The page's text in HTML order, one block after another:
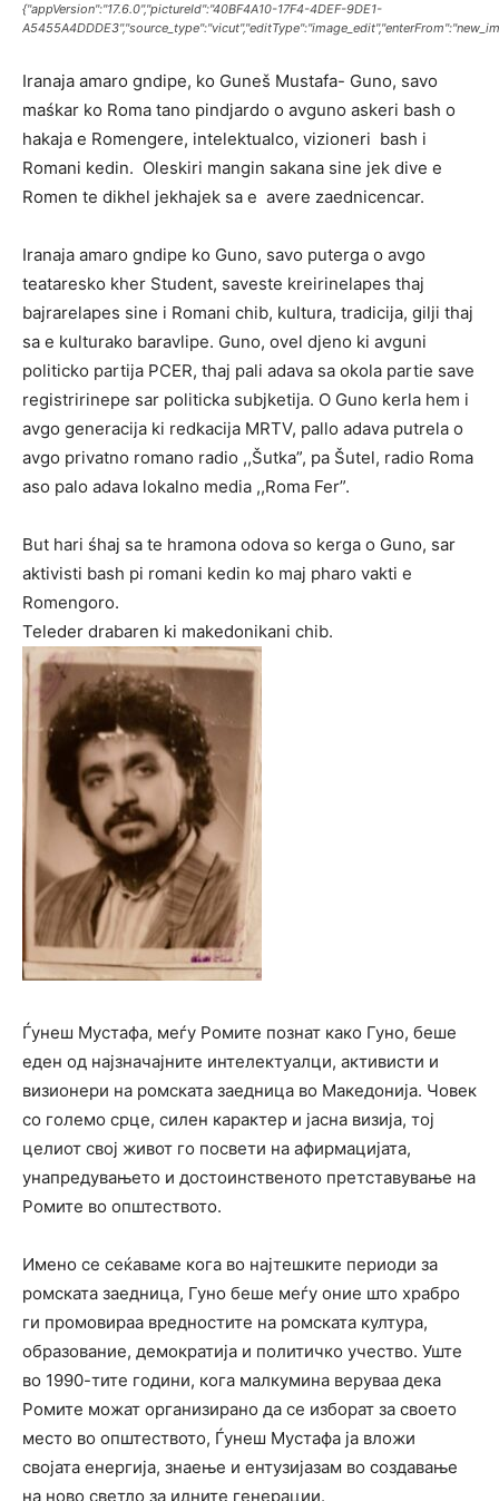
{"appVersion":"17.6.0","pictureId":"40BF4A10-17F4-4DEF-9DE1-
Iranaja amaro gndipe, ko Guneš Mustafa- Guno, savo
maśkar ko Roma tano pindjardo o avguno askeri bash o
hakaja e Romengere, intelektualco, vizioneri bash i
Romani kedin. Oleskiri mangin sakana sine jek dive e
Romen te dikhel jekhajek sa e avere zaednicencar.
Iranaja amaro gndipe ko Guno, savo puterga o avgo
teataresko kher Student, saveste kreirinelapes thaj
bajrarelapes sine i Romani chib, kultura, tradicija, gilji thaj
sa e kulturako baravlipe. Guno, ovel djeno ki avguni
politicko partija PCER, thaj pali adava sa okola partie save
registririnepe sar politicka subjketija. O Guno kerla hem i
avgo generacija ki redkacija MRTV, pallo adava putrela o
avgo privatno romano radio ,,Šutka”, pa Šutel, radio Roma
aso palo adava lokalno media ,,Roma Fer”.
But hari śhaj sa te hramona odova so kerga o Guno, sar
aktivisti bash pi romani kedin ko maj pharo vakti e
Romengoro.
Teleder drabaren ki makedonikani chib.
Ѓунеш Мустафа, меѓу Ромите познат како Гуно, беше
еден од најзначајните интелектуалци, активисти и
визионери на ромската заедница во Македонија. Човек
со големо срце, силен карактер и јасна визија, тој
целиот свој живот го посвети на афирмацијата,
унапредувањето и достоинственото претставување на
Ромите во општеството.
Имено се сеќаваме кога во најтешките периоди за
ромската заедница, Гуно беше меѓу оние што храбро
ги промовираа вредностите на ромската култура,
образование, демократија и политичко учество. Уште
во 1990-тите години, кога малкумина веруваа дека
Ромите можат организирано да се изборат за своето
место во општеството, Ѓунеш Мустафа ја вложи
својата енергија, знаење и ентузијазам во создавање
на ново светло за идните генерации.